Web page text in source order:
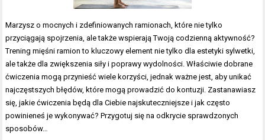
Marzysz o mocnych i zdefiniowanych ramionach, które nie tylko
przyciągają spojrzenia, ale także wspierają Twoją codzienną aktywność?
Trening mięśni ramion to kluczowy element nie tylko dla estetyki sylwetki,
ale także dla zwiększenia siły i poprawy wydolności. Właściwie dobrane
ćwiczenia mogą przynieść wiele korzyści, jednak ważne jest, aby unikać
najczęstszych błędów, które mogą prowadzić do kontuzji. Zastanawiasz
się, jakie ćwiczenia będą dla Ciebie najskuteczniejsze i jak często
powinieneś je wykonywać? Przygotuj się na odkrycie sprawdzonych
sposobów…